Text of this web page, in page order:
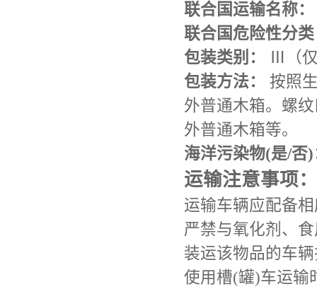
联合国运输名称：
联合国危险性分
包装类别：
Ⅲ（
包装方法：
按照
外普通木箱。螺
外普通木箱等。
海洋污染物(是/否)
运输注意事项：
运输车辆应配备
严禁与氧化剂、
装运该物品的车
使用槽(罐)车运输